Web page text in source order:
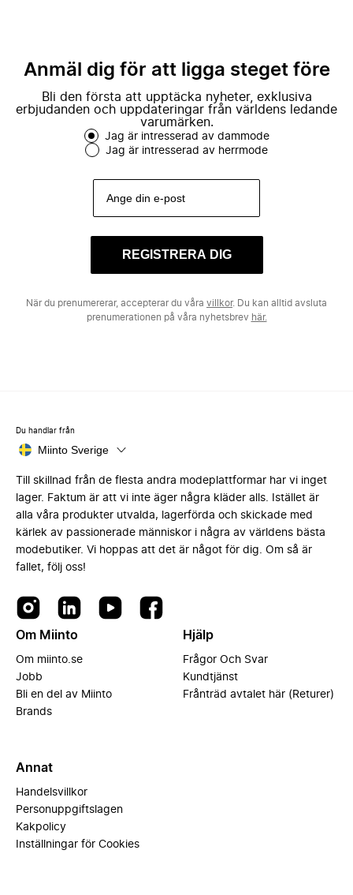
Anmäl dig för att ligga steget före
Bli den första att upptäcka nyheter, exklusiva
erbjudanden och uppdateringar från världens ledande
varumärken.
Jag är intresserad av dammode
Jag är intresserad av herrmode
REGISTRERA DIG
När du prenumererar, accepterar du våra villkor. Du kan alltid avsluta
prenumerationen på våra nyhetsbrev här.
Du handlar från
Miinto Sverige
Till skillnad från de flesta andra modeplattformar har vi inget
lager. Faktum är att vi inte äger några kläder alls. Istället är
alla våra produkter utvalda, lagerförda och skickade med
kärlek av passionerade människor i några av världens bästa
modebutiker. Vi hoppas att det är något för dig. Om så är
fallet, följ oss!
Om Miinto
Om miinto.se
Jobb
Bli en del av Miinto
Brands
Hjälp
Frågor Och Svar
Kundtjänst
Frånträd avtalet här (Returer)
Annat
Handelsvillkor
Personuppgiftslagen
Kakpolicy
Inställningar för Cookies